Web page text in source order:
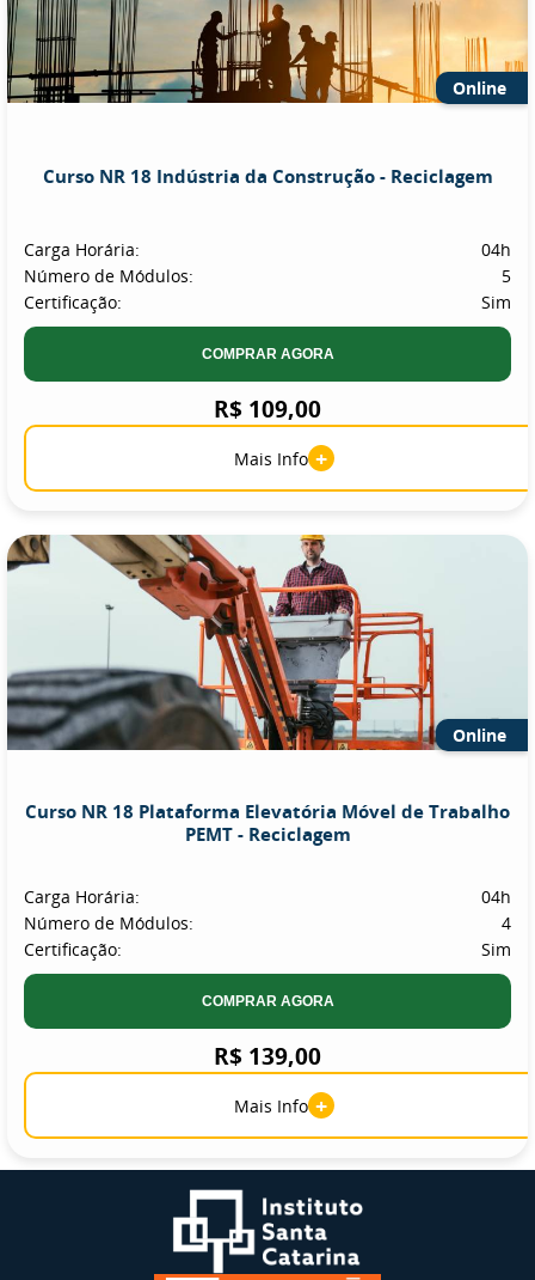
Online
Curso NR 18 Indústria da Construção - Reciclagem
Carga Horária:
04h
Número de Módulos:
5
Certificação:
Sim
COMPRAR AGORA
R$ 109,00
Mais Info +
Online
Curso NR 18 Plataforma Elevatória Móvel de Trabalho
PEMT - Reciclagem
Carga Horária:
04h
Número de Módulos:
4
Certificação:
Sim
COMPRAR AGORA
R$ 139,00
Mais Info +